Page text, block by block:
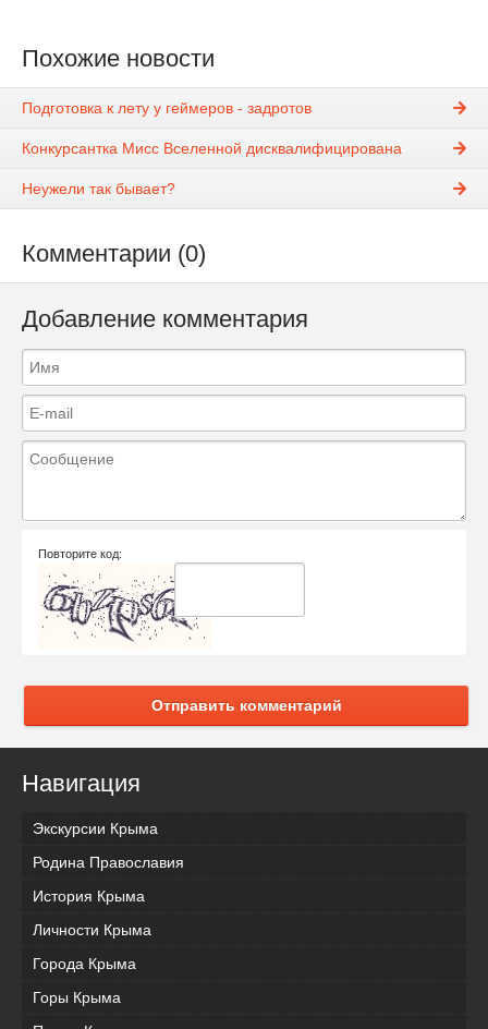
Похожие новости
Подготовка к лету у геймеров - задротов
Конкурсантка Мисс Вселенной дисквалифицирована
Неужели так бывает?
Комментарии (0)
Добавление комментария
Повторите код:
Отправить комментарий
Навигация
Экскурсии Крыма
Родина Православия
История Крыма
Личности Крыма
Города Крыма
Горы Крыма